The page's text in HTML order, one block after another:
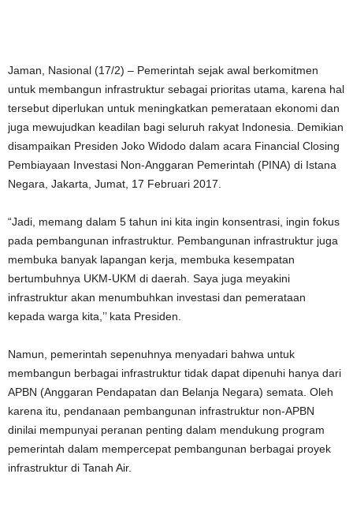
Jaman, Nasional (17/2) – Pemerintah sejak awal berkomitmen
untuk membangun infrastruktur sebagai prioritas utama, karena hal
tersebut diperlukan untuk meningkatkan pemerataan ekonomi dan
juga mewujudkan keadilan bagi seluruh rakyat Indonesia. Demikian
disampaikan Presiden Joko Widodo dalam acara Financial Closing
Pembiayaan Investasi Non-Anggaran Pemerintah (PINA) di Istana
Negara, Jakarta, Jumat, 17 Februari 2017.
“Jadi, memang dalam 5 tahun ini kita ingin konsentrasi, ingin fokus
pada pembangunan infrastruktur. Pembangunan infrastruktur juga
membuka banyak lapangan kerja, membuka kesempatan
bertumbuhnya UKM-UKM di daerah. Saya juga meyakini
infrastruktur akan menumbuhkan investasi dan pemerataan
kepada warga kita,’’ kata Presiden.
Namun, pemerintah sepenuhnya menyadari bahwa untuk
membangun berbagai infrastruktur tidak dapat dipenuhi hanya dari
APBN (Anggaran Pendapatan dan Belanja Negara) semata. Oleh
karena itu, pendanaan pembangunan infrastruktur non-APBN
dinilai mempunyai peranan penting dalam mendukung program
pemerintah dalam mempercepat pembangunan berbagai proyek
infrastruktur di Tanah Air.